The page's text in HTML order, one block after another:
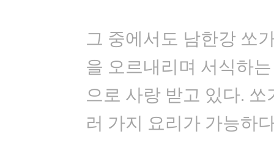
그 중에서도 남한강 쏘
을 오르내리며 서식하
으로 사랑 받고 있다.
러 가지 요리가 가능하